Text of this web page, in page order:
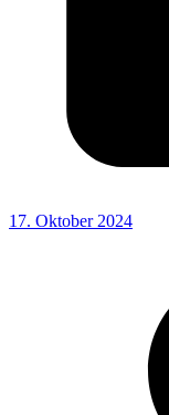
17. Oktober 2024